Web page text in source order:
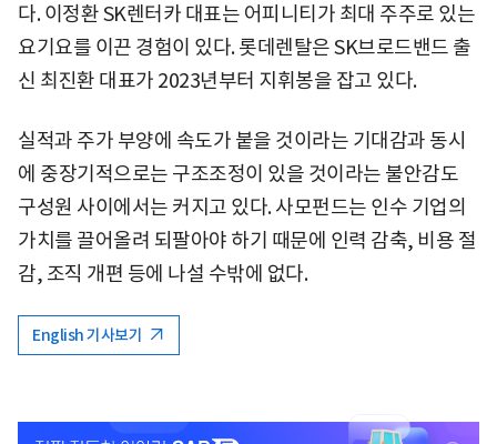
다. 이정환 SK렌터카 대표는 어피니티가 최대 주주로 있는
요기요를 이끈 경험이 있다. 롯데렌탈은 SK브로드밴드 출
신 최진환 대표가 2023년부터 지휘봉을 잡고 있다.
실적과 주가 부양에 속도가 붙을 것이라는 기대감과 동시
에 중장기적으로는 구조조정이 있을 것이라는 불안감도
구성원 사이에서는 커지고 있다. 사모펀드는 인수 기업의
가치를 끌어올려 되팔아야 하기 때문에 인력 감축, 비용 절
감, 조직 개편 등에 나설 수밖에 없다.
English 기사보기